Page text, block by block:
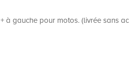
à gauche pour motos. (livrée sans